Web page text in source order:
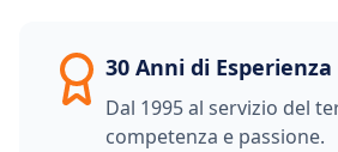
30 Anni di Esperienza
Dal 1995 al servizio del
competenza e passione.